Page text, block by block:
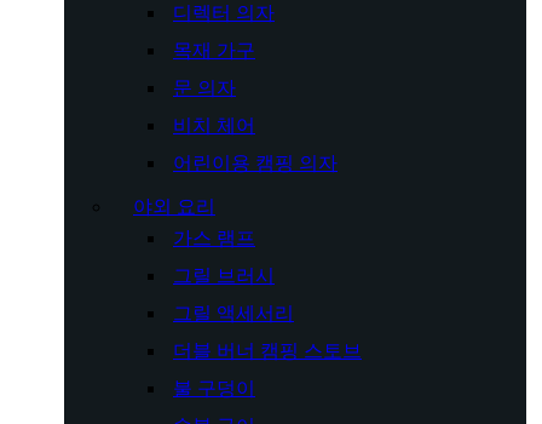
디렉터 의자
목재 가구
문 의자
비치 체어
어린이용 캠핑 의자
야외 요리
가스 램프
그릴 브러시
그릴 액세서리
더블 버너 캠핑 스토브
불 구덩이